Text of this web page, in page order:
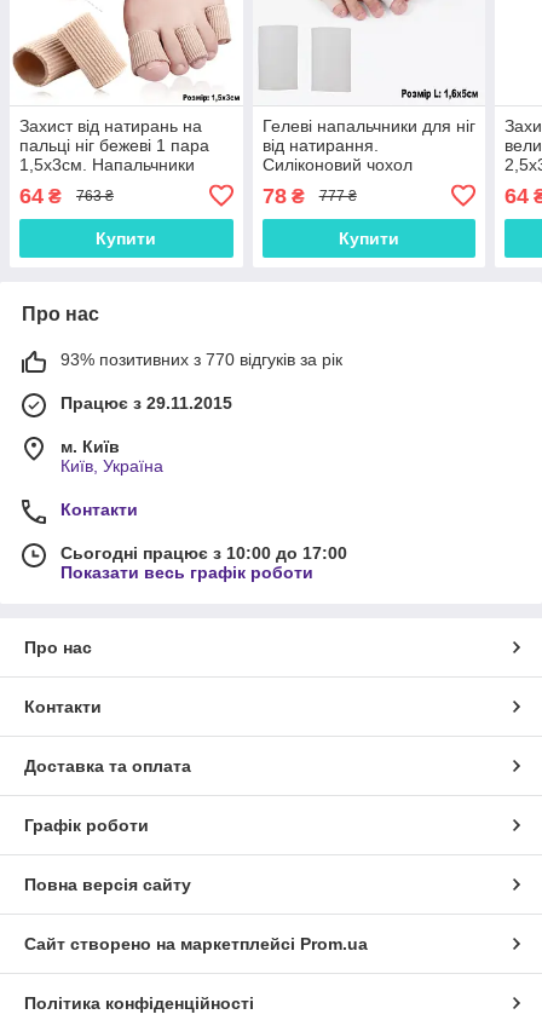
Захист від натирань на
пальці ніг бежеві 1 пара
1,5х3см. Напальчники
силіконові від мозолів та
натоптишів.
64 ₴ 763 ₴
Купити
Гелеві напальчники для ніг
від натирання.
Силіконовий чохол
(напальчник) для пальців
білі 1 пара (2шт) розмір L
78₴ 777 ₴
Купити
64
Про нас
93% позитивних з 770 відгуків за рік
Працює з 29.11.2015
м. Київ
Київ, Україна
Контакти
Сьогодні працює з 10:00 до 17:00
Показати весь графік роботи
Про нас
Контакти
Доставка та оплата
Графік роботи
Повна версія сайту
Сайт створено на маркетплейсі Prom.ua
Політика конфіденційності